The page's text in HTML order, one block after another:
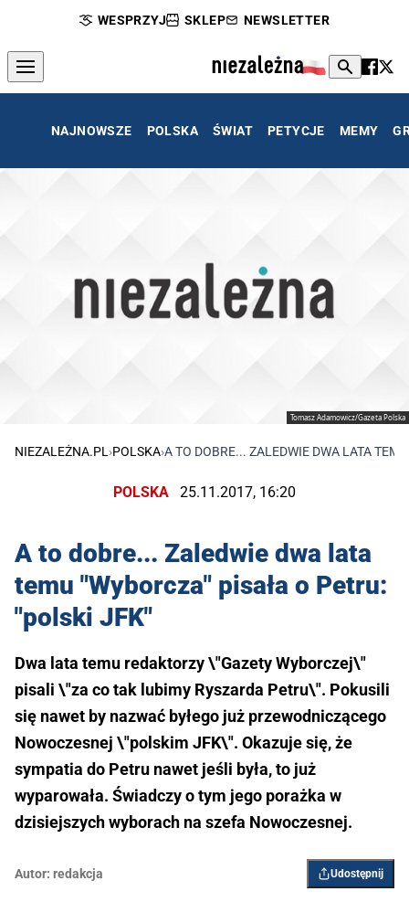
WESPRZYJ SKLEP NEWSLETTER
NAJNOWSZE POLSKA ŚWIAT PETYCJE MEMY
Tomasz Adamowicz/Gazeta Polska
NIEZALEŻNA.PL ›POLSKA›A TO DOBRE... ZALEDWIE DWA LATA
POLSKA 25.11.2017, 16:20
A to dobre... Zaledwie dwa lata
temu "Wyborcza" pisała o Petru:
"polski JFK"
Dwa lata temu redaktorzy \"Gazety Wyborczej\"
pisali \"za co tak lubimy Ryszarda Petru\". Pokusili
się nawet by nazwać byłego już przewodniczącego
Nowoczesnej \"polskim JFK\". Okazuje się, że
sympatia do Petru nawet jeśli była, to już
wyparowała. Świadczy o tym jego porażka w
dzisiejszych wyborach na szefa Nowoczesnej.
Autor: redakcja Udostępnij